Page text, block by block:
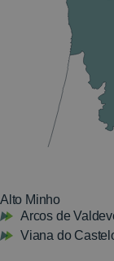
Alto Minho
Arcos de
Viana do